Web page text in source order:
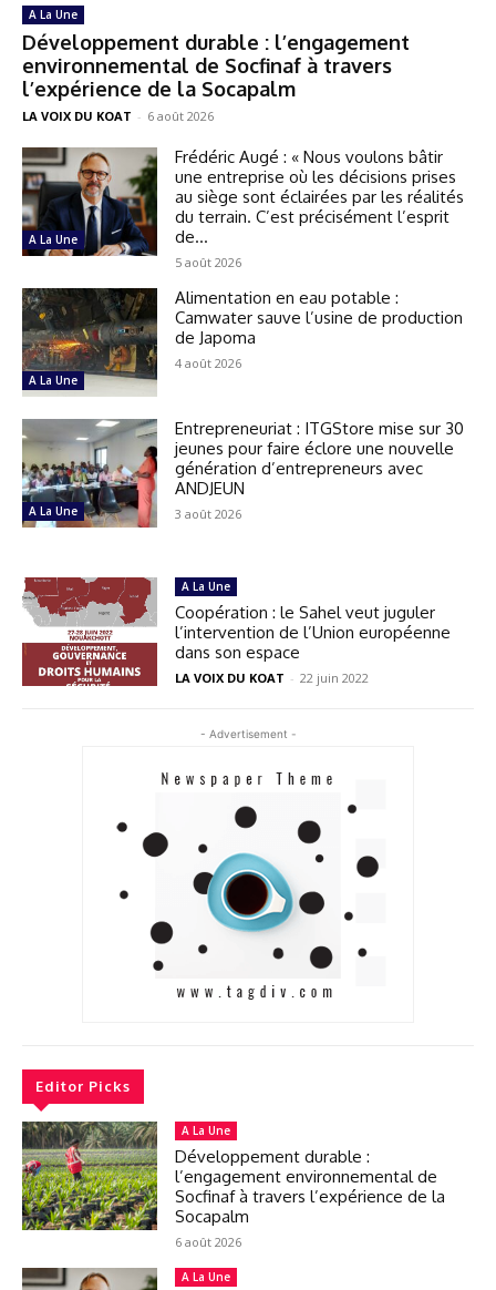
A La Une
Développement durable : l’engagement
environnemental de Socfinaf à travers
l’expérience de la Socapalm
LA VOIX DU KOAT - 6 août 2026
A La Une
Frédéric Augé : « Nous voulons bâtir
une entreprise où les décisions prises
au siège sont éclairées par les réalités
du terrain. C’est précisément l’esprit
de...
5 août 2026
A La Une
Alimentation en eau potable :
Camwater sauve l’usine de production
de Japoma
4 août 2026
A La Une
Entrepreneuriat : ITGStore mise sur 30
jeunes pour faire éclore une nouvelle
génération d’entrepreneurs avec
ANDJEUN
3 août 2026
A La Une
Coopération : le Sahel veut juguler
l’intervention de l’Union européenne
dans son espace
LA VOIX DU KOAT - 22 juin 2022
- Advertisement -
Editor Picks
A La Une
Développement durable :
l’engagement environnemental de
Socfinaf à travers l’expérience de la
Socapalm
6 août 2026
A La Une